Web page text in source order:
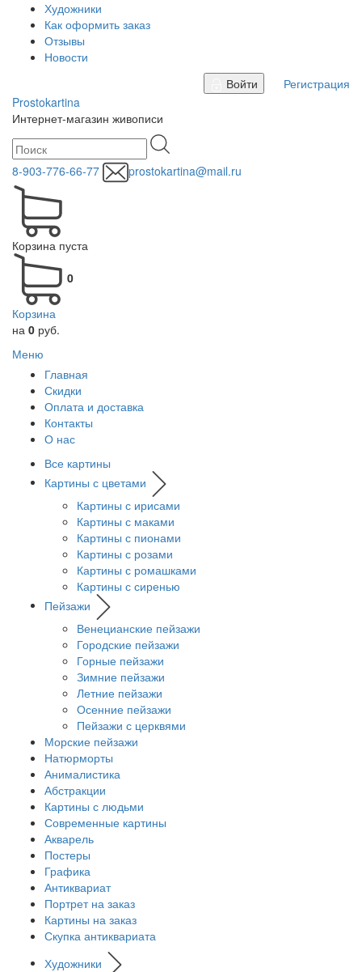
Художники
Как оформить заказ
Отзывы
Новости
Войти
Регистрация
Prostokartina
Интернет-магазин живописи
8-903-776-66-77 prostokartina@mail.ru
Корзина пуста
0
Корзина
на 0 руб.
Меню
Главная
Скидки
Оплата и доставка
Контакты
О нас
Все картины
Картины с цветами
Картины с ирисами
Картины с маками
Картины с пионами
Картины с розами
Картины с ромашками
Картины с сиренью
Пейзажи
Венецианские пейзажи
Городские пейзажи
Горные пейзажи
Зимние пейзажи
Летние пейзажи
Осенние пейзажи
Пейзажи с церквями
Морские пейзажи
Натюрморты
Анималистика
Абстракции
Картины с людьми
Современные картины
Акварель
Постеры
Графика
Антиквариат
Портрет на заказ
Картины на заказ
Скупка антиквариата
Художники